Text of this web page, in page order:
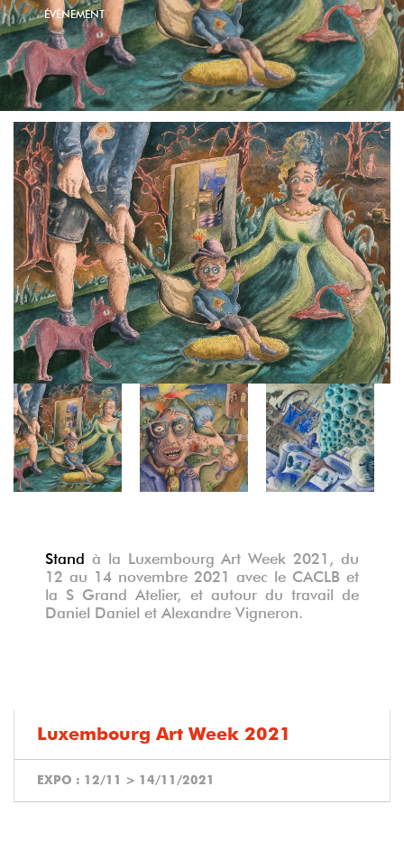
ÉVÉNEMENT
Stand à la Luxembourg Art Week 2021, du
12 au 14 novembre 2021 avec le CACLB et
la S Grand Atelier, et autour du travail de
Daniel Daniel et Alexandre Vigneron.
Luxembourg Art Week 2021
EXPO : 12/11 > 14/11/2021